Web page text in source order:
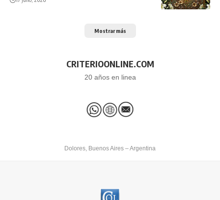
Mostrar más
CRITERIOONLINE.COM
20 años en linea
Dolores, Buenos Aires – Argentina